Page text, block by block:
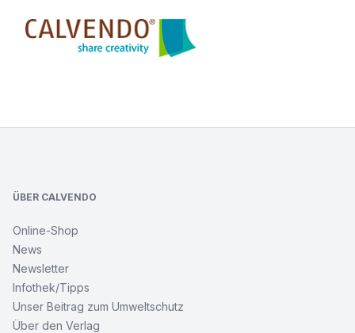
Calvendo
ÜBER CALVENDO
Online-Shop
News
Newsletter
Infothek/Tipps
Unser Beitrag zum Umweltschutz
Über den Verlag